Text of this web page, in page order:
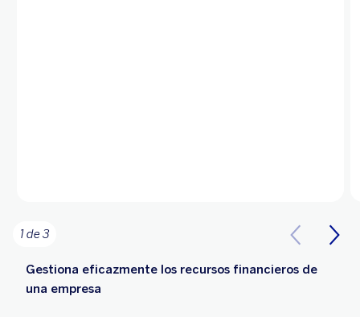
1 de 3
Gestiona eficazmente los recursos financieros de
una empresa